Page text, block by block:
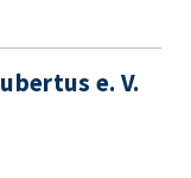
e. V.